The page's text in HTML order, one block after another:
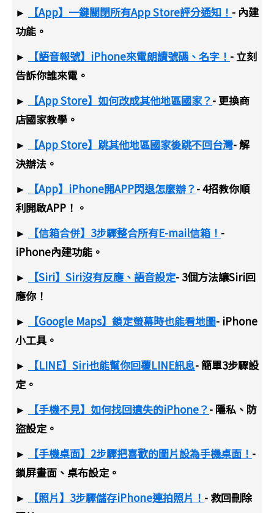
►
【App】一鍵關閉所有App Store評分通知！ - 內建
功能。
►
【語音報號】iPhone來電朗讀號碼、名字！ - 立刻
告訴你誰來電。
►
【App Store】如何改成其他地區國家？- 更換商
店國家教學。
►
【App Store】跳其他地區國家後跳不回台灣- 解
決辦法。
►
【App】iPhone開APP閃退怎麼辦？- 4招教你順
利開啟APP！。
►
【信箱合併】3步驟整合所有E-mail信箱！ -
iPhone內建功能。
►
【Siri】Siri沒有反應、語音設定- 3個方法讓Siri回
應你！
►
【Google Maps】鎖定螢幕時也能看地圖- iPhone
小工具。
►
【LINE】Siri也能幫你回覆LINE訊息- 簡單3步驟設
定。
►
【手機不見】如何找回遺失的iPhone？- 隱私、防
盜設定。
►
【手機桌面】2步驟把喜歡的圖片設為手機桌面！ -
鎖屏畫面、桌布設定。
►
【照片】3步驟儲存iPhone連拍照片！ - 救回刪除